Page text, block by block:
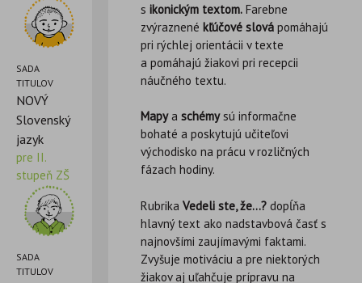
SADA
TITULOV
NOVÝ
Slovenský
jazyk
pre II.
stupeň ZŠ
SADA
TITULOV
s ikonickým textom. Farebne
zvýraznenékľúčové slová pomáhajú
pri rýchlej orientácii v texte
a pomáhajú žiakovi pri recepcii
náučného textu.
Mapyaschémysú informačne
bohaté a poskytujú učiteľovi
východisko na prácu v rozličných
fázach hodiny.
RubrikaVedeli ste, že…? dopĺňa
hlavný text ako nadstavbová časť s
najnovšími zaujímavými faktami.
Zvyšuje motiváciu a pre niektorých
žiakov aj uľahčuje prípravu na